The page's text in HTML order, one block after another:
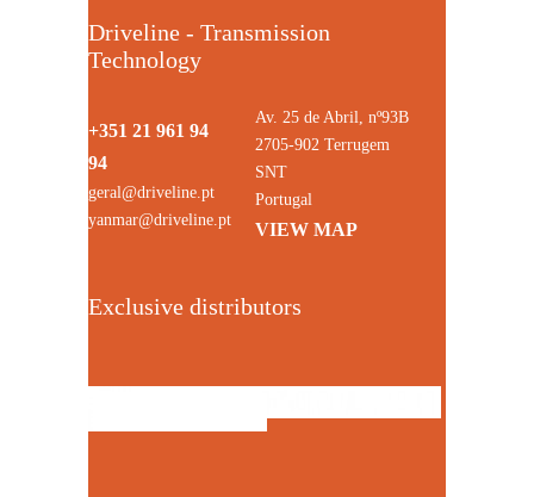
Driveline - Transmission
Technology
+351 21 961 94
94
geral@driveline.pt
yanmar@driveline.pt
Av. 25 de Abril, nº93B
2705-902 Terrugem
SNT
Portugal
VIEW MAP
Exclusive distributors